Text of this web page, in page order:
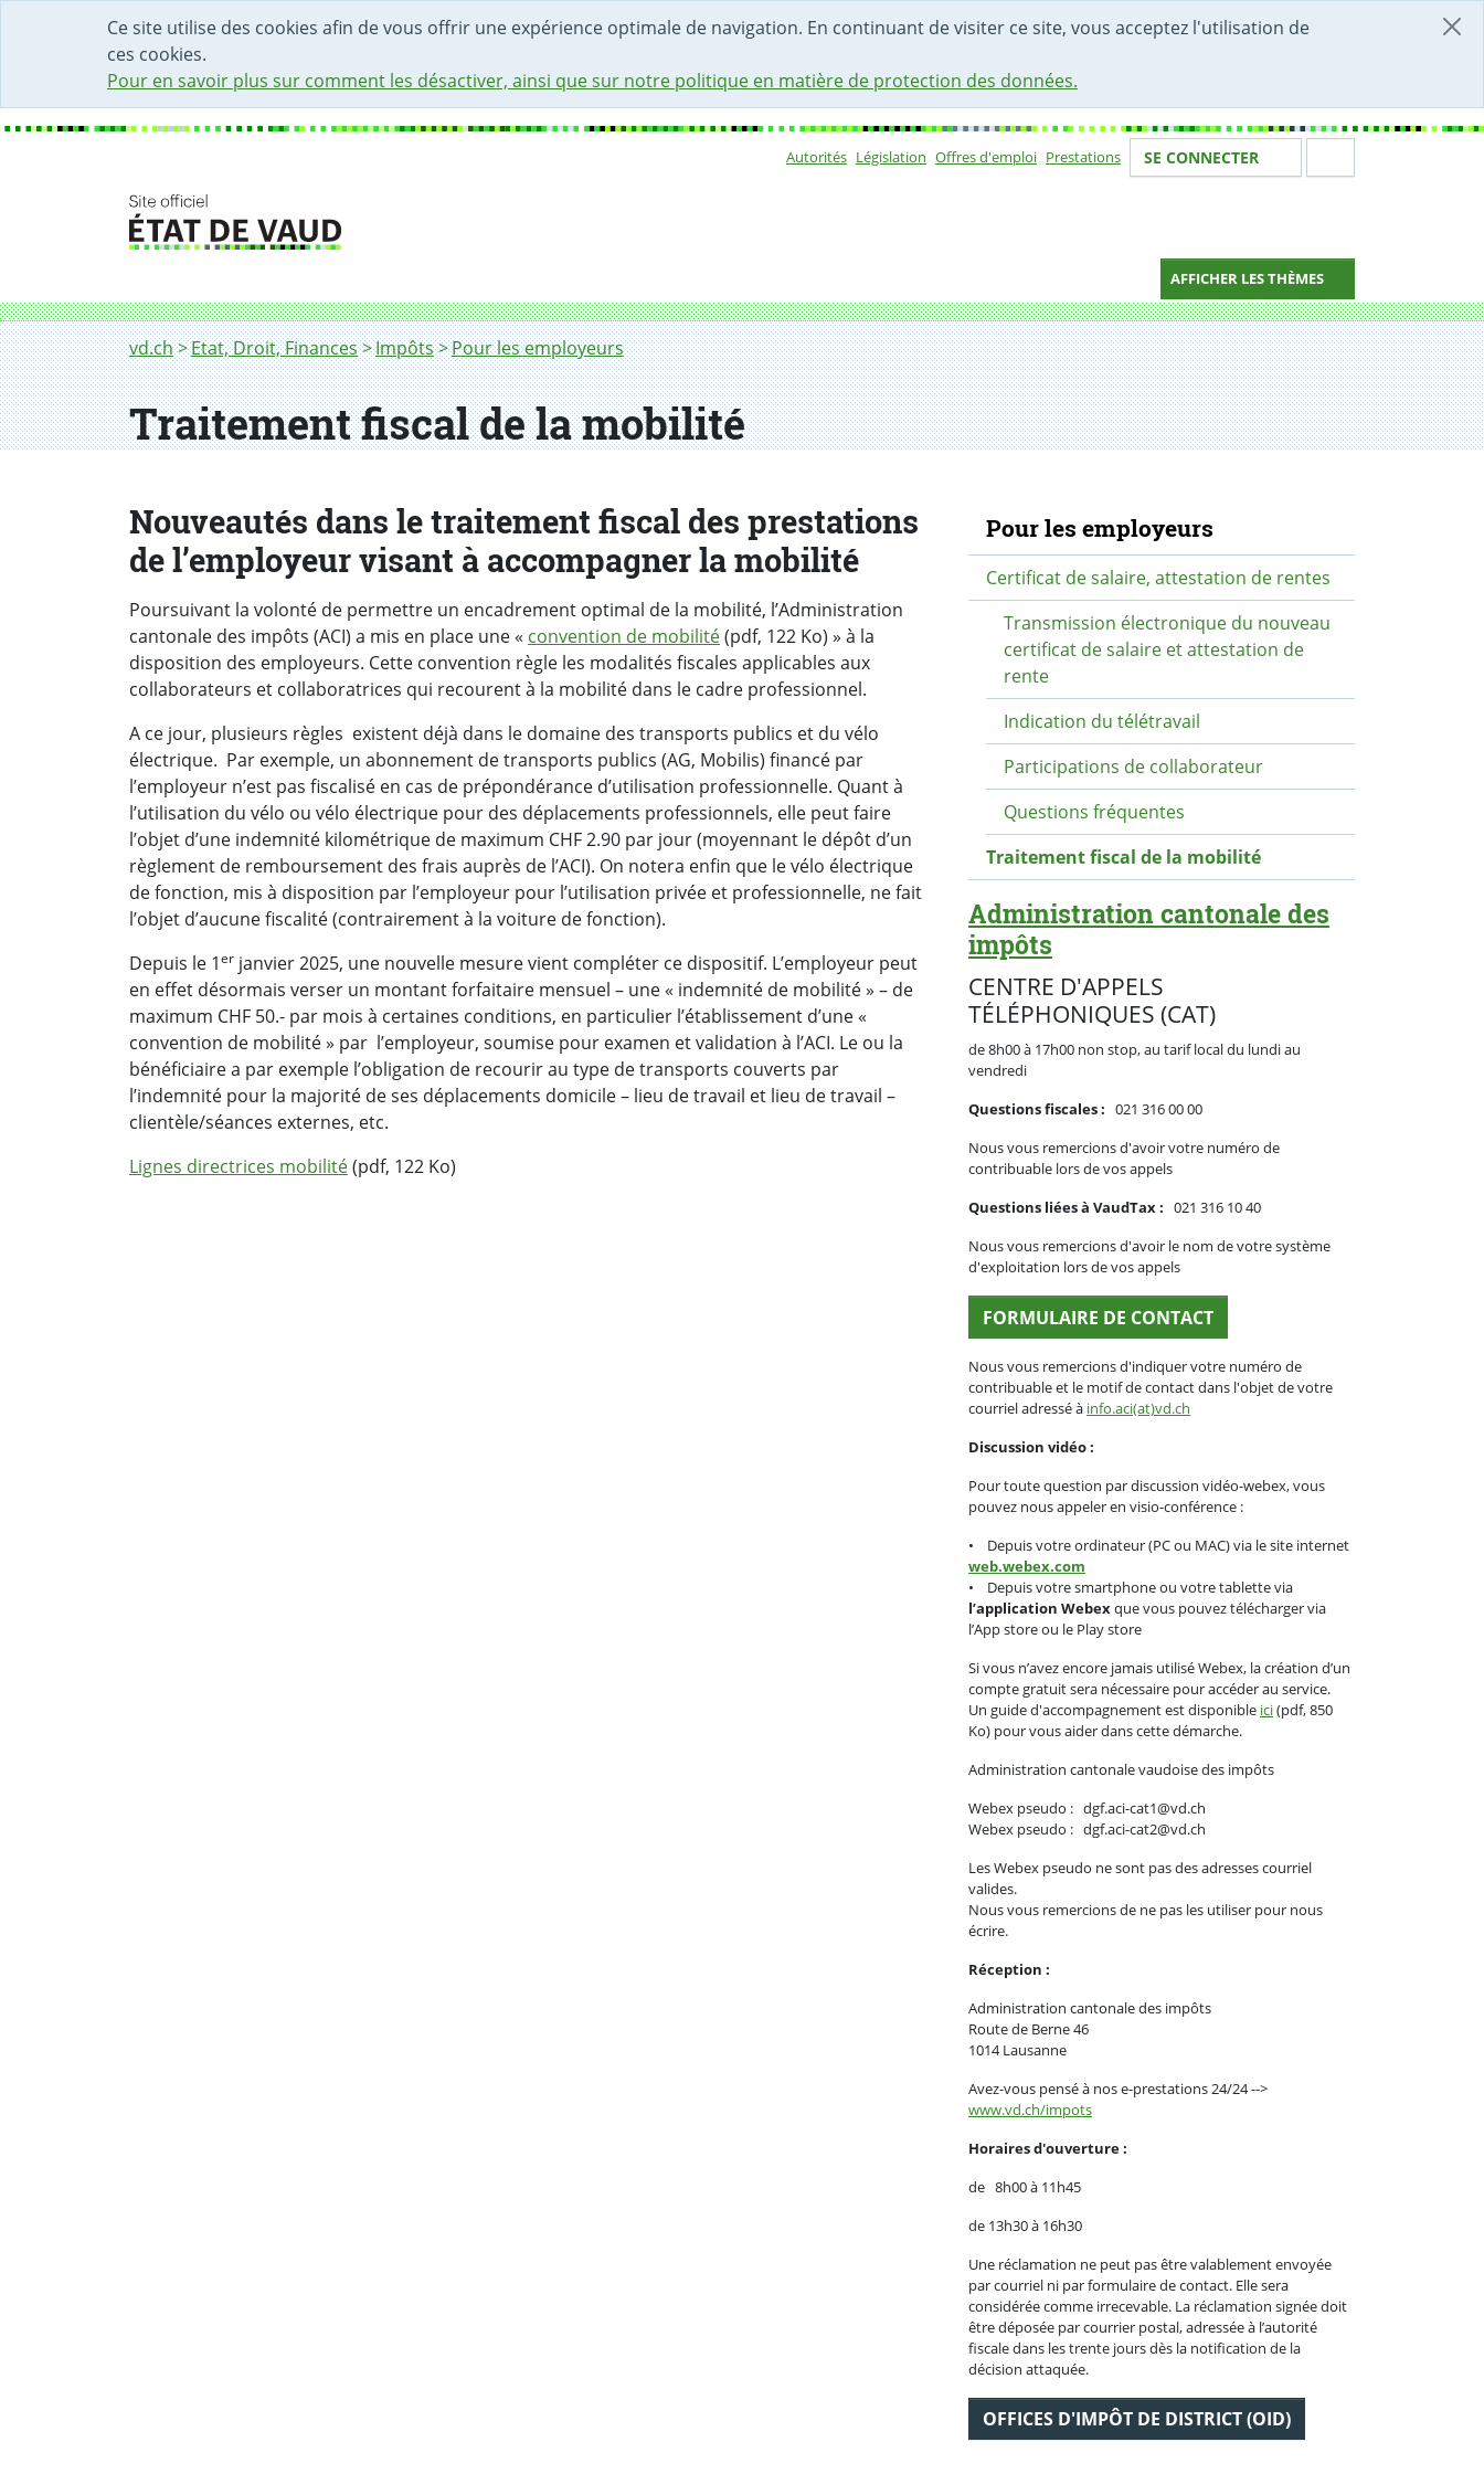
Ce site utilise des cookies afin de vous offrir une expérience optimale de navigation. En continuant de visiter ce site, vous acceptez l'utilisation de
ces cookies.
Pour en savoir plus sur comment les désactiver, ainsi que sur notre politique en matière de protection des données.
DÉBUT DU CONTENU DE LA PAGE
ACCÈS AU CHAMP DE RECHERCHE
PAGE D'ACCUEIL
FORMULAIRE DE CONTACT
Autorités Législation Offres d'emploi Prestations Votre identité
SE CONNECTER
AFFICHER LES THÈMES
Fil d'Ariane
vd.ch Etat, Droit, Finances Impôts Pour les employeurs
Traitement fiscal de la mobilité
Traitement fiscal de la mobilité
Nouveautés dans le traitement fiscal des prestations
de l’employeur visant à accompagner la mobilité
Poursuivant la volonté de permettre un encadrement optimal de la mobilité, l’Administration
cantonale des impôts (ACI) a mis en place une « convention de mobilité(pdf, 122 Ko) » à la
disposition des employeurs. Cette convention règle les modalités fiscales applicables aux
collaborateurs et collaboratrices qui recourent à la mobilité dans le cadre professionnel.
A ce jour, plusieurs règles existent déjà dans le domaine des transports publics et du vélo
électrique. Par exemple, un abonnement de transports publics (AG, Mobilis) financé par
l’employeur n’est pas fiscalisé en cas de prépondérance d’utilisation professionnelle. Quant à
l’utilisation du vélo ou vélo électrique pour des déplacements professionnels, elle peut faire
l’objet d’une indemnité kilométrique de maximum CHF 2.90 par jour (moyennant le dépôt d’un
règlement de remboursement des frais auprès de l’ACI). On notera enfin que le vélo électrique
de fonction, mis à disposition par l’employeur pour l’utilisation privée et professionnelle, ne fait
l’objet d’aucune fiscalité (contrairement à la voiture de fonction).
Depuis le 1er janvier 2025, une nouvelle mesure vient compléter ce dispositif. L’employeur peut
en effet désormais verser un montant forfaitaire mensuel – une « indemnité de mobilité » – de
maximum CHF 50.- par mois à certaines conditions, en particulier l’établissement d’une «
convention de mobilité » par l’employeur, soumise pour examen et validation à l’ACI. Le ou la
bénéficiaire a par exemple l’obligation de recourir au type de transports couverts par
l’indemnité pour la majorité de ses déplacements domicile – lieu de travail et lieu de travail –
clientèle/séances externes, etc.
Lignes directrices mobilité(pdf, 122 Ko)
Navigation secondaire
Pour les employeurs
Certificat de salaire, attestation de rentes
Transmission électronique du nouveau
certificat de salaire et attestation de
rente
Indication du télétravail
Participations de collaborateur
Questions fréquentes
Traitement fiscal de la mobilité
Administration cantonale des
impôts
CENTRE D'APPELS
TÉLÉPHONIQUES (CAT)
de 8h00 à 17h00 non stop, au tarif local du lundi au
vendredi
Questions fiscales : 021 316 00 00
Nous vous remercions d'avoir votre numéro de
contribuable lors de vos appels
Questions liées à VaudTax : 021 316 10 40
Nous vous remercions d'avoir le nom de votre système
d'exploitation lors de vos appels
FORMULAIRE DE CONTACT
Nous vous remercions d'indiquer votre numéro de
contribuable et le motif de contact dans l'objet de votre
courriel adressé à info.aci(at)vd.ch
Discussion vidéo :
Pour toute question par discussion vidéo-webex, vous
pouvez nous appeler en visio-conférence :
• Depuis votre ordinateur (PC ou MAC) via le site internet
web.webex.com
• Depuis votre smartphone ou votre tablette via
l’application Webexque vous pouvez télécharger via
l’App store ou le Play store
Si vous n’avez encore jamais utilisé Webex, la création d’un
compte gratuit sera nécessaire pour accéder au service.
Un guide d'accompagnement est disponible ici(pdf, 850
Ko) pour vous aider dans cette démarche.
Administration cantonale vaudoise des impôts
Webex pseudo : dgf.aci-cat1@vd.ch
Webex pseudo : dgf.aci-cat2@vd.ch
Les Webex pseudo ne sont pas des adresses courriel
valides.
Nous vous remercions de ne pas les utiliser pour nous
écrire.
Réception :
Administration cantonale des impôts
Route de Berne 46
1014 Lausanne
Avez-vous pensé à nos e-prestations 24/24 -->
www.vd.ch/impots
Horaires d'ouverture :
de 8h00 à 11h45
de 13h30 à 16h30
Une réclamation ne peut pas être valablement envoyée
par courriel ni par formulaire de contact. Elle sera
considérée comme irrecevable. La réclamation signée doit
être déposée par courrier postal, adressée à l’autorité
fiscale dans les trente jours dès la notification de la
décision attaquée.
OFFICES D'IMPÔT DE DISTRICT (OID)